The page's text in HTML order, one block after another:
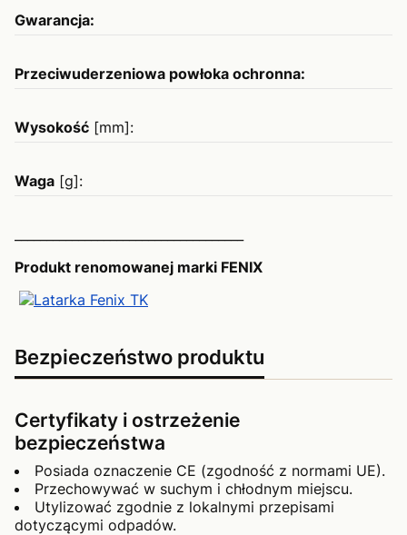
Gwarancja:
Przeciwuderzeniowa powłoka ochronna:
Wysokość [mm]:
Waga [g]:
Produkt renomowanej marki FENIX
Bezpieczeństwo produktu
Certyfikaty i ostrzeżenie
bezpieczeństwa
Posiada oznaczenie CE (zgodność z normami UE).
Przechowywać w suchym i chłodnym miejscu.
Utylizować zgodnie z lokalnymi przepisami
dotyczącymi odpadów.